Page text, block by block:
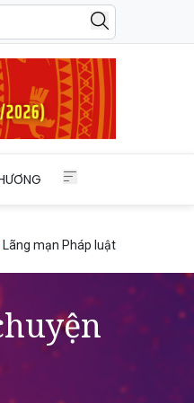
Lãng mạn Pháp luật